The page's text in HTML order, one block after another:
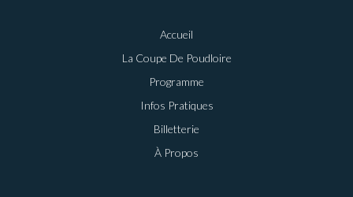
Accueil
La Coupe De Poudloire
Programme
Infos Pratiques
Billetterie
À Propos